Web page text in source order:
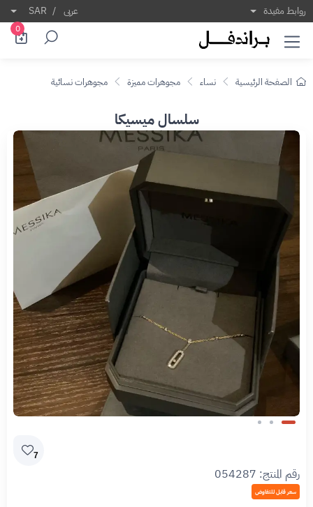
روابط مفيدة عربى /
SAR
0
الصفحة الرئيسية نساء مجوهرات مميزة مجوهرات نسائية
سلسال ميسيكا
Slide 1 of 3
7
رقم المنتج: 054287
سعر قابل للتفاوض